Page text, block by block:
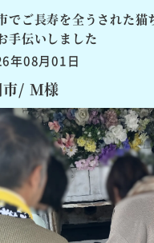
でご長寿を全うされた猫
手伝いしました
年08月01日
市/ M様